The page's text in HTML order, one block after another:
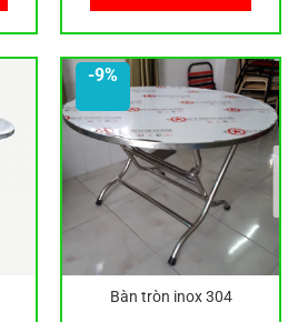
-9%
Bàn tròn inox 304